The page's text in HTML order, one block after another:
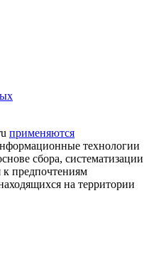
применяются
технологии
сбора, систематизации
к предпочтениям
на территории